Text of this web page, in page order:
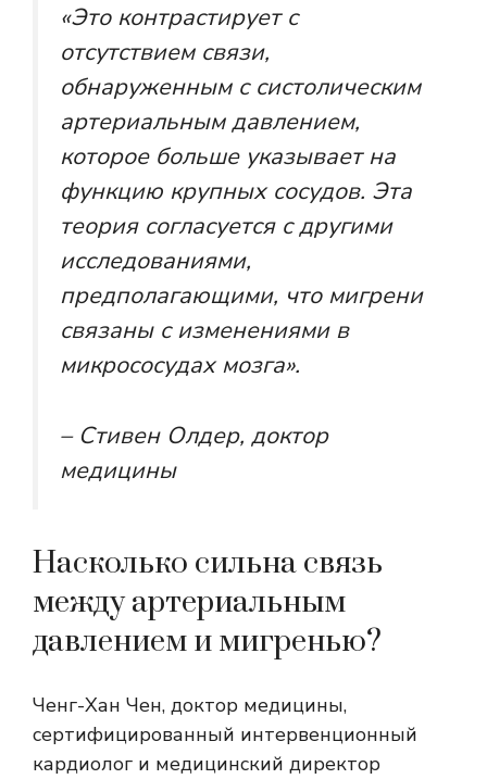
«Это контрастирует с
отсутствием связи,
обнаруженным с систолическим
артериальным давлением,
которое больше указывает на
функцию крупных сосудов. Эта
теория согласуется с другими
исследованиями,
предполагающими, что мигрени
связаны с изменениями в
микрососудах мозга».
– Стивен Олдер, доктор
медицины
Насколько сильна связь
между артериальным
давлением и мигренью?
Ченг-Хан Чен, доктор медицины,
сертифицированный интервенционный
кардиолог и медицинский директор